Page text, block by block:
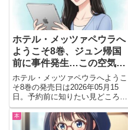
ホテル・メッツァペウラへ
ようこそ8巻、ジュン帰国
前に事件発生…この空気か
なり気になる
ホテル・メッツァペウラへようこ
そ8巻の発売日は2026年05月15
日。予約前に知りたい見どころ
や、ジュン帰国前に起きる立てこ
もり事件の展開を中心に読む価値
をチェックできる内容を紹介
本